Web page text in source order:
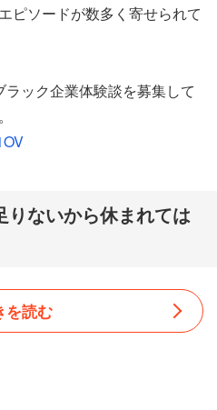
ピソードが数多く寄せられて
ック企業体験談を募集して
りないから休まれては
を読む